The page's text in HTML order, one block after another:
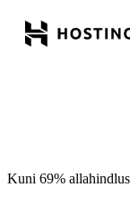
Kuni 69%